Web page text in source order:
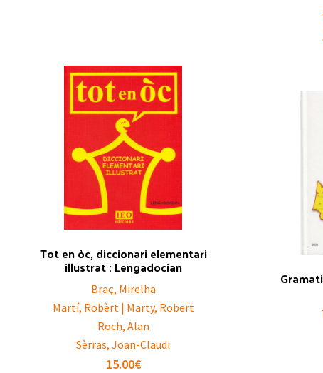
Tot en òc, diccionari elementari
illustrat : Lengadocian
Braç, Mirelha
Martí, Robèrt | Marty, Robert
Roch, Alan
Sèrras, Joan-Claudi
15.00€